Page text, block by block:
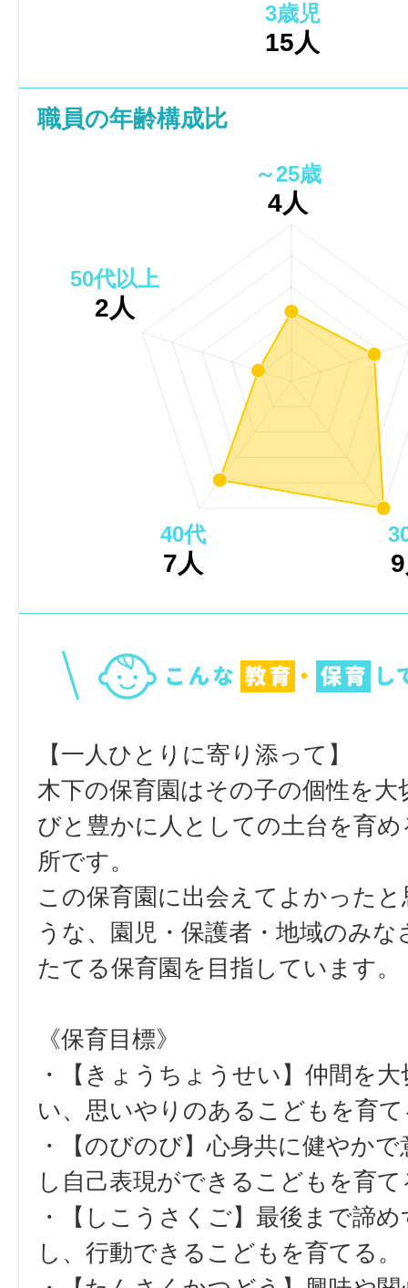
3歳児
15人
職員の年齢構成比
～25歳
4人
40代
7人
50代以上
2人
【一人ひとりに寄り添って】
木下の保育園はその子の個性を大
びと豊かに人としての土台を育
所です。
この保育園に出会えてよかった
うな、園児・保護者・地域のみ
たてる保育園を目指しています。
《保育目標》
・【きょうちょうせい】仲間を
い、思いやりのあるこどもを育
・【のびのび】心身共に健やか
し自己表現ができるこどもを育て
・【しこうさくご】最後まで諦
し、行動できるこどもを育てる。